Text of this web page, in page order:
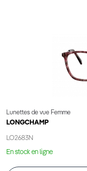
Lunettes de vue Femme
LONGCHAMP
LO2683N
En stock en ligne